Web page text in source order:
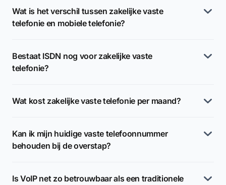
Wat is het verschil tussen zakelijke vaste
telefonie en mobiele telefonie?
Bestaat ISDN nog voor zakelijke vaste
telefonie?
Wat kost zakelijke vaste telefonie per maand?
Kan ik mijn huidige vaste telefoonnummer
behouden bij de overstap?
Is VoIP net zo betrouwbaar als een traditionele